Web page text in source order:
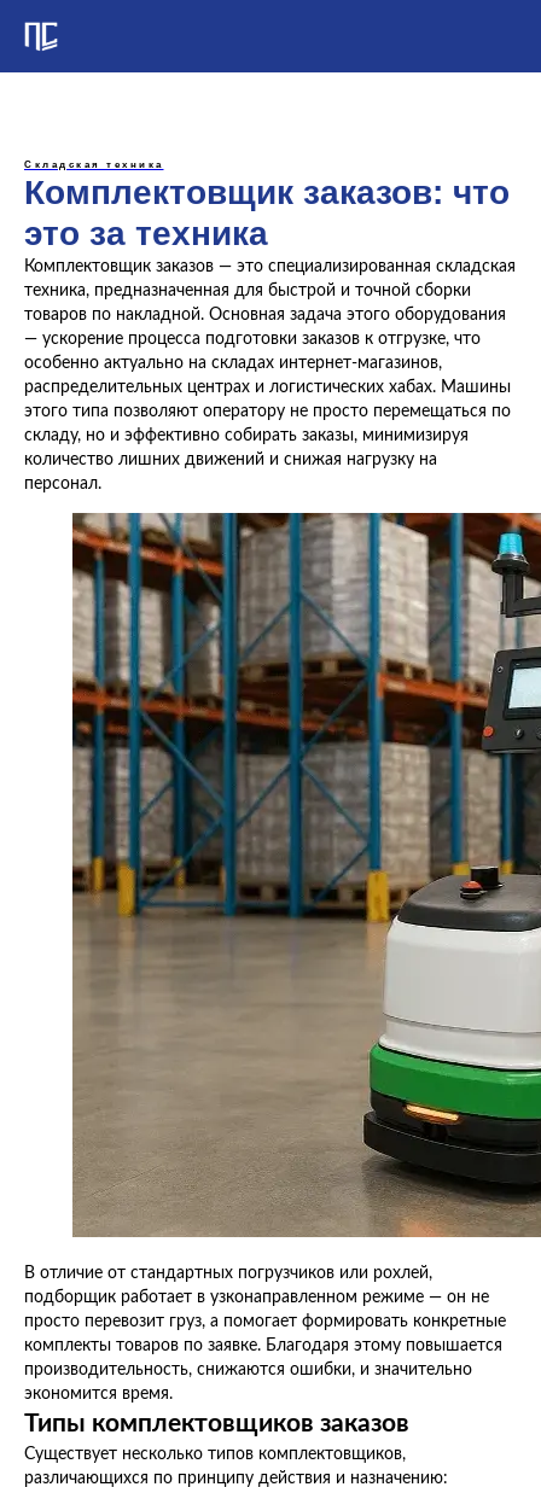
Складская техника
Комплектовщик заказов: что
это за техника
Комплектовщик заказов — это специализированная складская
техника, предназначенная для быстрой и точной сборки
товаров по накладной. Основная задача этого оборудования
— ускорение процесса подготовки заказов к отгрузке, что
особенно актуально на складах интернет-магазинов,
распределительных центрах и логистических хабах. Машины
этого типа позволяют оператору не просто перемещаться по
складу, но и эффективно собирать заказы, минимизируя
количество лишних движений и снижая нагрузку на
персонал.
В отличие от стандартных погрузчиков или рохлей,
подборщик работает в узконаправленном режиме — он не
просто перевозит груз, а помогает формировать конкретные
комплекты товаров по заявке. Благодаря этому повышается
производительность, снижаются ошибки, и значительно
экономится время.
Типы комплектовщиков заказов
Существует несколько типов комплектовщиков,
различающихся по принципу действия и назначению: